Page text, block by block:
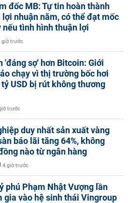
đốc MB: Tự tin hoàn thành
lợi nhuận năm, có thể đạt mốc
nếu tình hình thuận lợi
giờ trước
'đáng sợ' hơn Bitcoin: Giới
chạy vì thị trường bốc hơi
tỷ USD bị rút không thương
trước
duy nhất sản xuất vàng
báo lãi tăng 64%, không
nào từ ngân hàng
4 giờ trước
phú Phạm Nhật Vượng lần
gia vào hệ sinh thái Vingroup